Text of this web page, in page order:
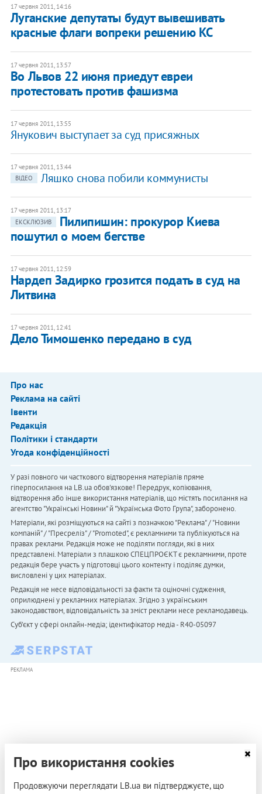
17 червня 2011, 14:16
Луганские депутаты будут вывешивать
красные флаги вопреки решению КС
17 червня 2011, 13:57
Во Львов 22 июня приедут евреи
протестовать против фашизма
17 червня 2011, 13:55
Янукович выступает за суд присяжных
17 червня 2011, 13:44
ВІДЕО
Ляшко снова побили коммунисты
17 червня 2011, 13:17
ЕКСКЛЮЗИВ
Пилипишин: прокурор Киева
пошутил о моем бегстве
17 червня 2011, 12:59
Нардеп Задирко грозится подать в суд на
Литвина
17 червня 2011, 12:41
Дело Тимошенко передано в суд
Про нас
Реклама на сайті
Івенти
Редакція
Політики і стандарти
Угода конфіденційності
У разі повного чи часткового відтворення матеріалів пряме
гіперпосилання на LB.ua обов'язкове! Передрук, копіювання,
відтворення або інше використання матеріалів, що містять посилання на
агентство "Українськi Новини" й "Українська Фото Група", заборонено.
Матеріали, які розміщуються на сайті з позначкою "Реклама" / "Новини
компаній" / "Пресреліз" / "Promoted", є рекламними та публікуються на
правах реклами. Редакція може не поділяти погляди, які в них
представлені. Матеріали з плашкою СПЕЦПРОЄКТ є рекламними, проте
редакція бере участь у підготовці цього контенту і поділяє думки,
висловлені у цих матеріалах.
Редакція не несе відповідальності за факти та оціночні судження,
оприлюднені у рекламних матеріалах. Згідно з українським
законодавством, відповідальність за зміст реклами несе рекламодавець.
Cуб'єкт у сфері онлайн-медіа; ідентифікатор медіа - R40-05097
РЕКЛАМА
Про використання cookies
Продовжуючи переглядати LB.ua ви підтверджуєте, що